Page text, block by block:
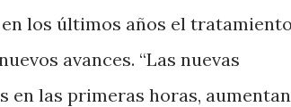
los últimos años el
avances. “Las nuevas
en las primeras horas, aumentan